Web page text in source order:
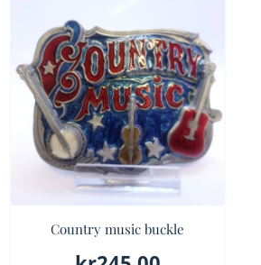
Country music buckle